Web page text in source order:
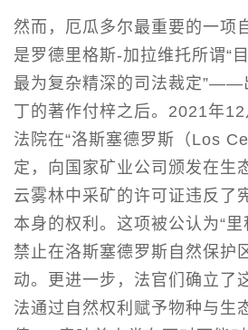
然而，厄瓜多尔最重要的一
是罗德里格斯-加拉维托所谓“
最为复杂精深的司法裁定”——
丁的著作付梓之后。2021年
法院在“洛斯塞德罗斯（Los
定，向国家矿业公司颁发在生
云雾林中采矿的许可证违反了
本身的权利。这项被公认为“里
禁止在洛斯塞德罗斯自然保护
动。更进一步，法官们确立了
法通过自然权利赋予物种与生